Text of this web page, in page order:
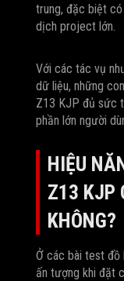
trung, đặc biệt
dịch project lớn.
Với các tác vụ
dữ liệu, những
Z13 KJP đủ sức
phần lớn người
HIỆU
Z13 KJP
KHÔNG?
Ở các bài test đồ
ấn tượng khi đặt